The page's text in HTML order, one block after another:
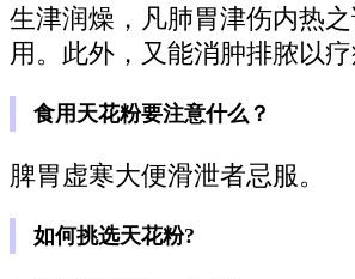
生津润燥，凡肺胃津伤内热
用。此外，又能消肿排脓以疗
食用天花粉要注意什么？
脾胃虚寒大便滑泄者忌服。
如何挑选天花粉?